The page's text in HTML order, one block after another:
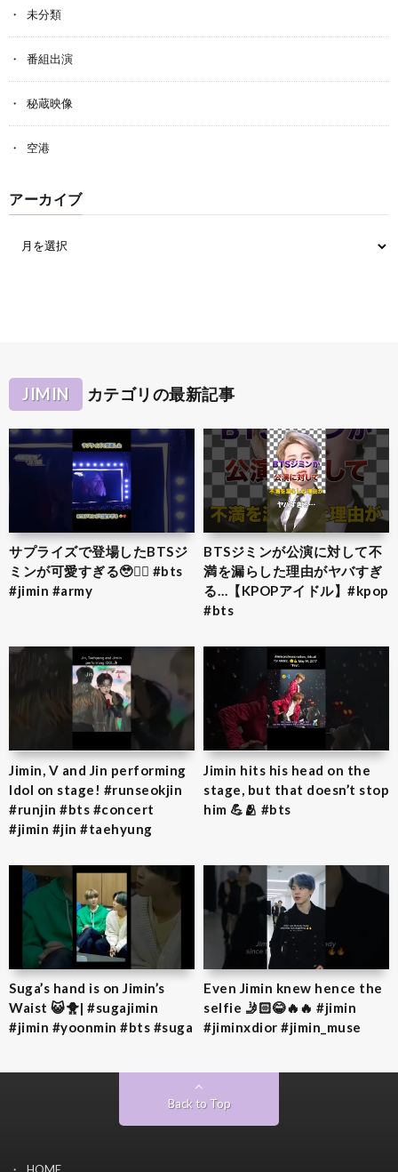
未分類
番組出演
秘蔵映像
空港
アーカイブ
JIMIN カテゴリの最新記事
サプライズで登場したBTSジ
ミンが可愛すぎる🥹❤️‍🔥 #bts
#jimin #army
BTSジミンが公演に対して不
満を漏らした理由がヤバすぎ
る…【KPOPアイドル】#kpop
#bts
Jimin, V and Jin performing
Idol on stage! #runseokjin
#runjin #bts #concert
#jimin #jin #taehyung
Jimin hits his head on the
stage, but that doesn’t stop
him 💪🫂 #bts
Suga’s hand is on Jimin’s
Waist 😺🐥| #sugajimin
#jimin #yoonmin #bts #suga
Even Jimin knew hence the
selfie 🤳🏻😂🔥🔥 #jimin
#jiminxdior #jimin_muse
Back to Top